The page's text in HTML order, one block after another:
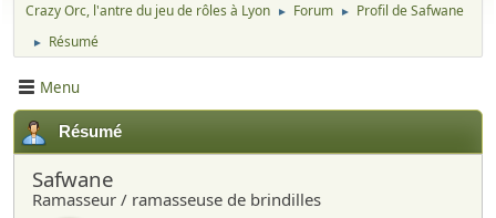
Crazy Orc, l'antre du jeu de rôles à Lyon ► Forum ► Profil de Safwane
► Résumé
Menu
Résumé
Safwane
Ramasseur / ramasseuse de brindilles